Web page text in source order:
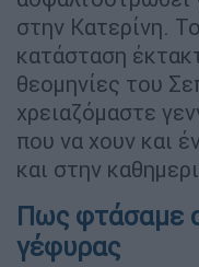
στην Κατερίνη.
κατάσταση
θεομηνίες του
χρειαζόμαστε
που να χουν και
και στην
Πως φτάσαμε
γέφυρας